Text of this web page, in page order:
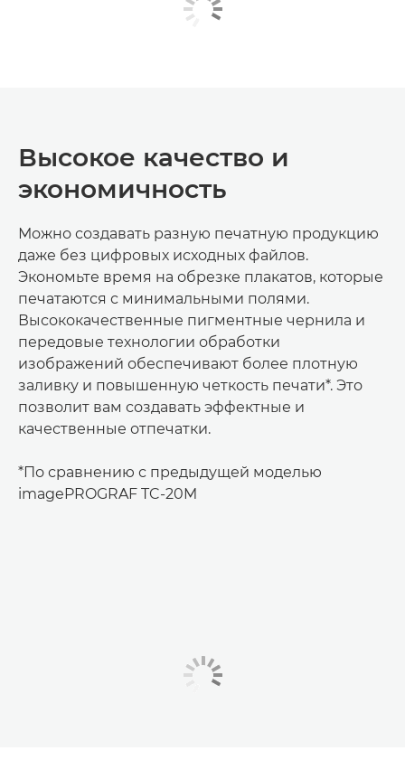
Высокое качество и
экономичность
Можно создавать разную печатную продукцию
даже без цифровых исходных файлов.
Экономьте время на обрезке плакатов, которые
печатаются с минимальными полями.
Высококачественные пигментные чернила и
передовые технологии обработки
изображений обеспечивают более плотную
заливку и повышенную четкость печати*. Это
позволит вам создавать эффектные и
качественные отпечатки.
*По сравнению с предыдущей моделью
imagePROGRAF TC-20M